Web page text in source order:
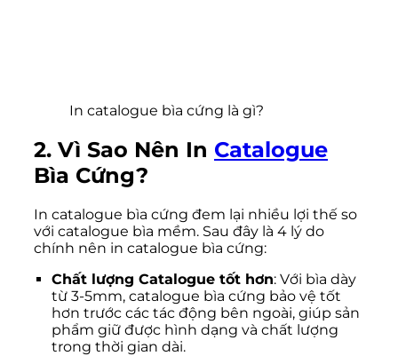
In catalogue bìa cứng là gì?
2. Vì Sao Nên In Catalogue
Bìa Cứng?
In catalogue bìa cứng đem lại nhiều lợi thế so
với catalogue bìa mềm. Sau đây là 4 lý do
chính nên in catalogue bìa cứng:
Chất lượng Catalogue tốt hơn: Với bìa dày
từ 3-5mm, catalogue bìa cứng bảo vệ tốt
hơn trước các tác động bên ngoài, giúp sản
phẩm giữ được hình dạng và chất lượng
trong thời gian dài.